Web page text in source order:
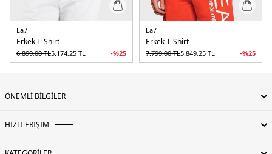
Ea7
Erkek T-Shirt
6.899,00TL5.174,25 TL -%25
Ea7
Erkek T-Shirt
7.799,00TL5.849,25 TL -%25
ÖNEMLİ BİLGİLER
HIZLI ERİŞİM